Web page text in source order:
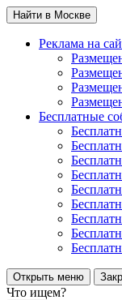
Найти в Москве
Реклама на
Бесплатные
Открыть меню
Что ищем?